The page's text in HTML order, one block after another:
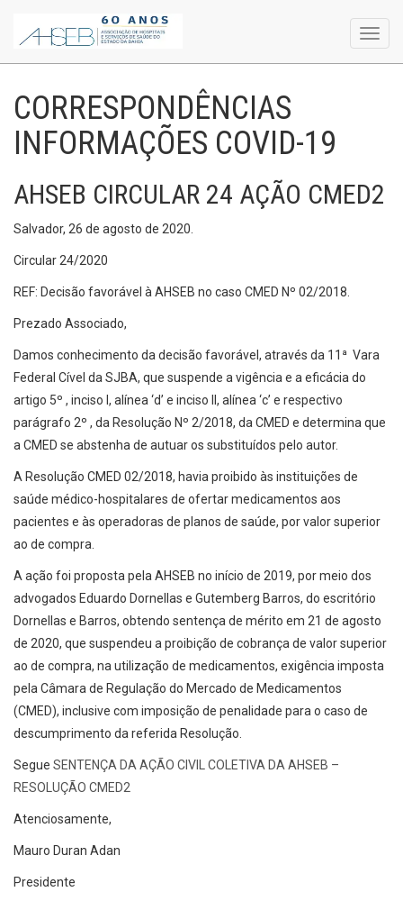
CORRESPONDÊNCIAS
INFORMAÇÕES COVID-19
AHSEB CIRCULAR 24 AÇÃO CMED2
Salvador, 26 de agosto de 2020.
Circular 24/2020
REF: Decisão favorável à AHSEB no caso CMED Nº 02/2018.
Prezado Associado,
Damos conhecimento da decisão favorável, através da 11ª Vara
Federal Cível da SJBA, que suspende a vigência e a eficácia do
artigo 5º , inciso I, alínea ‘d’ e inciso II, alínea ‘c’ e respectivo
parágrafo 2º , da Resolução Nº 2/2018, da CMED e determina que
a CMED se abstenha de autuar os substituídos pelo autor.
A Resolução CMED 02/2018, havia proibido às instituições de
saúde médico-hospitalares de ofertar medicamentos aos
pacientes e às operadoras de planos de saúde, por valor superior
ao de compra.
A ação foi proposta pela AHSEB no início de 2019, por meio dos
advogados Eduardo Dornellas e Gutemberg Barros, do escritório
Dornellas e Barros, obtendo sentença de mérito em 21 de agosto
de 2020, que suspendeu a proibição de cobrança de valor superior
ao de compra, na utilização de medicamentos, exigência imposta
pela Câmara de Regulação do Mercado de Medicamentos
(CMED), inclusive com imposição de penalidade para o caso de
descumprimento da referida Resolução.
Segue SENTENÇA DA AÇÃO CIVIL COLETIVA DA AHSEB –
RESOLUÇÃO CMED2
Atenciosamente,
Mauro Duran Adan
Presidente